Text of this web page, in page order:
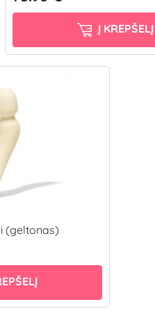
Į KREPŠELĮ
(geltonas)